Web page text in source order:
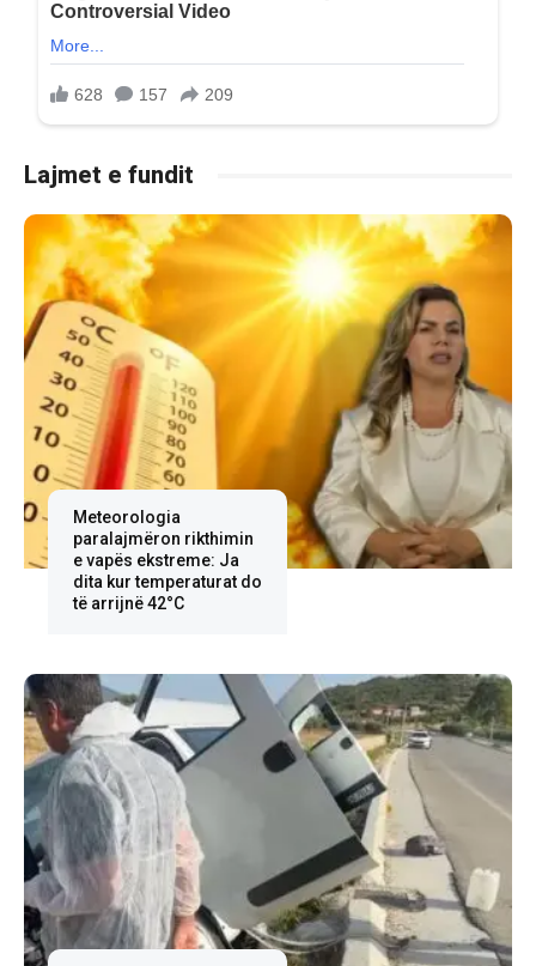
Lajmet e fundit
Meteorologia
paralajmëron rikthimin
e vapës ekstreme: Ja
dita kur temperaturat do
të arrijnë 42°C